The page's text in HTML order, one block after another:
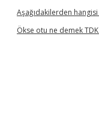
Aşağıdakilerden hangisi
Ökse otu ne demek TDK